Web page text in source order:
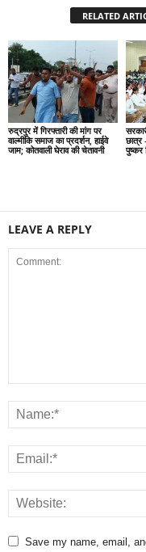
RELATED
रुद्रपुर में गिरफ्तारी की मांग पर
वाल्मीकि समाज का प्रदर्शन, हाईवे
जाम; कोतवाली घेराव की चेतावनी
छात्र
पुष्कर
LEAVE A REPLY
Save my name, email,